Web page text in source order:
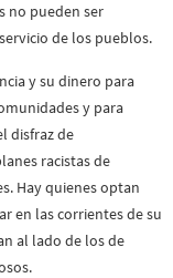
no pueden ser
de los pueblos.
y su dinero para
y para
disfraz de
racistas de
Hay quienes optan
en las corrientes de su
al lado de los de